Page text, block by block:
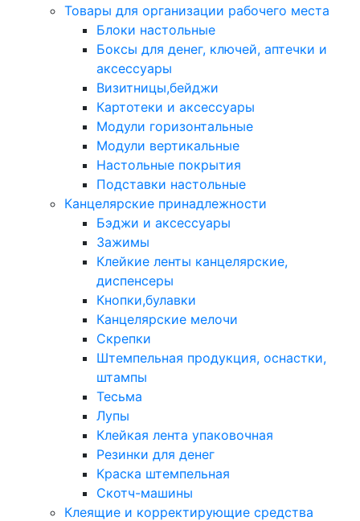
Товары для организации рабочего места
Блоки настольные
Боксы для денег, ключей, аптечки и
аксессуары
Визитницы,бейджи
Картотеки и аксессуары
Модули горизонтальные
Модули вертикальные
Настольные покрытия
Подставки настольные
Канцелярские принадлежности
Бэджи и аксессуары
Зажимы
Клейкие ленты канцелярские,
диспенсеры
Кнопки,булавки
Канцелярские мелочи
Скрепки
Штемпельная продукция, оснастки,
штампы
Тесьма
Лупы
Клейкая лента упаковочная
Резинки для денег
Краска штемпельная
Скотч-машины
Клеящие и корректирующие средства